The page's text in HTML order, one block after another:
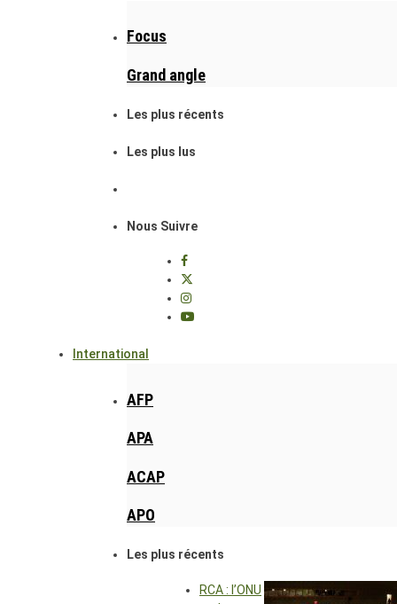
Focus
Grand angle
Les plus récents
Les plus lus
Nous Suivre
International
AFP
APA
ACAP
APO
Les plus récents
RCA : l’ONU